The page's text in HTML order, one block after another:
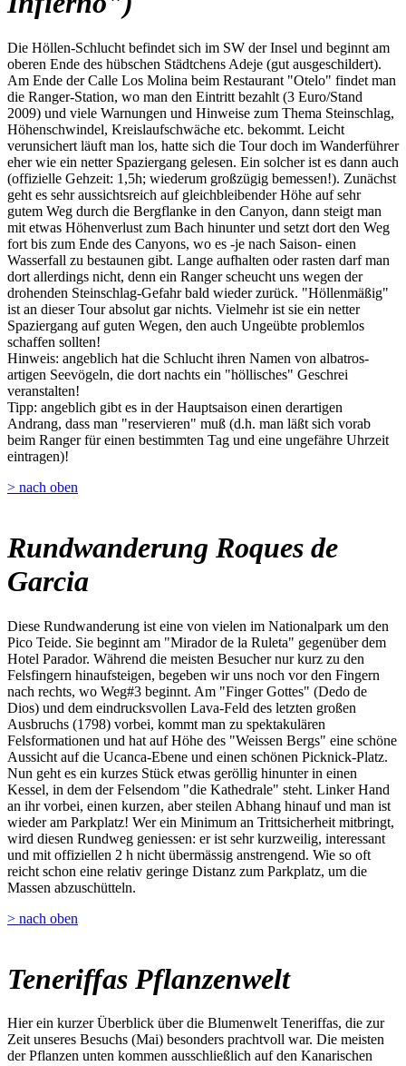
Die Höllen-Schlucht befindet sich im SW der Insel und beginnt am
oberen Ende des hübschen Städtchens Adeje (gut ausgeschildert).
Am Ende der Calle Los Molina beim Restaurant "Otelo" findet man
die Ranger-Station, wo man den Eintritt bezahlt (3 Euro/Stand
2009) und viele Warnungen und Hinweise zum Thema Steinschlag,
Höhenschwindel, Kreislaufschwäche etc. bekommt. Leicht
verunsichert läuft man los, hatte sich die Tour doch im Wanderführer
eher wie ein netter Spaziergang gelesen. Ein solcher ist es dann auch
(offizielle Gehzeit: 1,5h; wiederum großzügig bemessen!). Zunächst
geht es sehr aussichtsreich auf gleichbleibender Höhe auf sehr
gutem Weg durch die Bergflanke in den Canyon, dann steigt man
mit etwas Höhenverlust zum Bach hinunter und setzt dort den Weg
fort bis zum Ende des Canyons, wo es -je nach Saison- einen
Wasserfall zu bestaunen gibt. Lange aufhalten oder rasten darf man
dort allerdings nicht, denn ein Ranger scheucht uns wegen der
drohenden Steinschlag-Gefahr bald wieder zurück. "Höllenmäßig"
ist an dieser Tour absolut gar nichts. Vielmehr ist sie ein netter
Spaziergang auf guten Wegen, den auch Ungeübte problemlos
schaffen sollten!
Hinweis: angeblich hat die Schlucht ihren Namen von albatros-
artigen Seevögeln, die dort nachts ein "höllisches" Geschrei
veranstalten!
Tipp: angeblich gibt es in der Hauptsaison einen derartigen
Andrang, dass man "reservieren" muß (d.h. man läßt sich vorab
beim Ranger für einen bestimmten Tag und eine ungefähre Uhrzeit
eintragen)!
> nach oben
Rundwanderung Roques de
Garcia
Diese Rundwanderung ist eine von vielen im Nationalpark um den
Pico Teide. Sie beginnt am "Mirador de la Ruleta" gegenüber dem
Hotel Parador. Während die meisten Besucher nur kurz zu den
Felsfingern hinaufsteigen, begeben wir uns noch vor den Fingern
nach rechts, wo Weg#3 beginnt. Am "Finger Gottes" (Dedo de
Dios) und dem eindrucksvollen Lava-Feld des letzten großen
Ausbruchs (1798) vorbei, kommt man zu spektakulären
Felsformationen und hat auf Höhe des "Weissen Bergs" eine schöne
Aussicht auf die Ucanca-Ebene und einen schönen Picknick-Platz.
Nun geht es ein kurzes Stück etwas geröllig hinunter in einen
Kessel, in dem der Felsendom "die Kathedrale" steht. Linker Hand
an ihr vorbei, einen kurzen, aber steilen Abhang hinauf und man ist
wieder am Parkplatz! Wer ein Minimum an Trittsicherheit mitbringt,
wird diesen Rundweg geniessen: er ist sehr kurzweilig, interessant
und mit offiziellen 2 h nicht übermässig anstrengend. Wie so oft
reicht schon eine relativ geringe Distanz zum Parkplatz, um die
Massen abzuschütteln.
> nach oben
Teneriffas Pflanzenwelt
Hier ein kurzer Überblick über die Blumenwelt Teneriffas, die zur
Zeit unseres Besuchs (Mai) besonders prachtvoll war. Die meisten
der Pflanzen unten kommen ausschließlich auf den Kanarischen